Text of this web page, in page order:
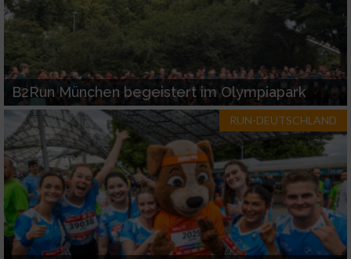
B2Run München begeistert im Olympiapark
RUN-DEUTSCHLAND
Notwendig
Performance
Funktional
Werbung